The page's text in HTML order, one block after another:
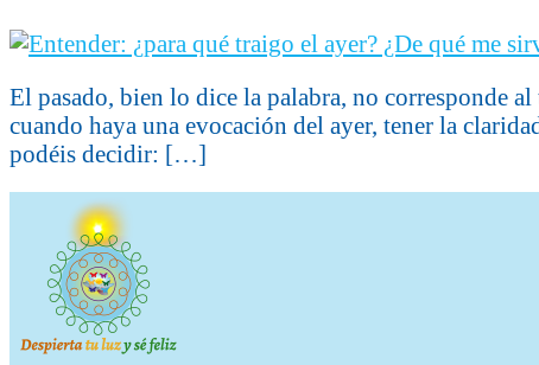
El pasado, bien lo dice la palabra, no corresponde al
cuando haya una evocación del ayer, tener la
podéis decidir: […]